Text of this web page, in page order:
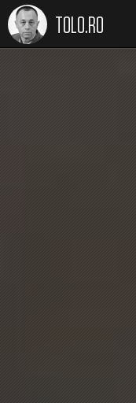
TOLO.RO